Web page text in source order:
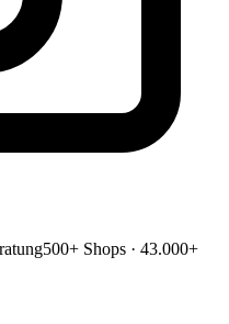
500+ Shops · 43.000+